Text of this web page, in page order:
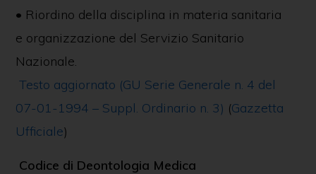
• Riordino della disciplina in materia sanitaria
e organizzazione del Servizio Sanitario
Nazionale.
Testo aggiornato (GU Serie Generale n. 4 del
07-01-1994 – Suppl. Ordinario n. 3) (Gazzetta
Ufficiale)
Codice di Deontologia Medica